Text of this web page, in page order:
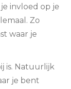
invloed op je
Zo
waar je
is. Natuurlijk
je bent